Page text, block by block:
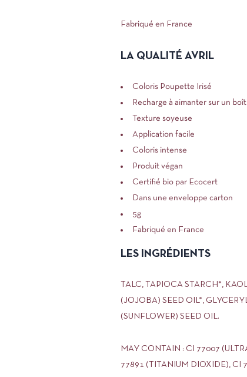
Fabriqué en France
LA QUALITÉ AVRIL
Coloris Poupette Irisé
Recharge à aimanter sur un
Texture soyeuse
Application facile
Coloris intense
Produit végan
Certifié bio par Ecocert
Dans une enveloppe carton
5g
Fabriqué en France
LES INGRÉDIENTS
TALC, TAPIOCA STARCH*,
(JOJOBA) SEED OIL*,
(SUNFLOWER) SEED OIL.
MAY CONTAIN : CI 77007
77891 (TITANIUM DIOXIDE), CI